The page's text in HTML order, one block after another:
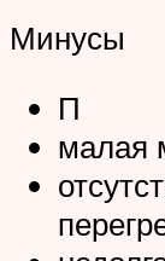
Минусы
П
малая